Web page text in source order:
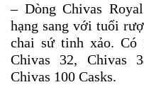
– Dòng Chivas
hạng sang với tuổi
chai sứ tinh xảo. Có
Chivas 32, Chivas
Chivas 100 Casks.